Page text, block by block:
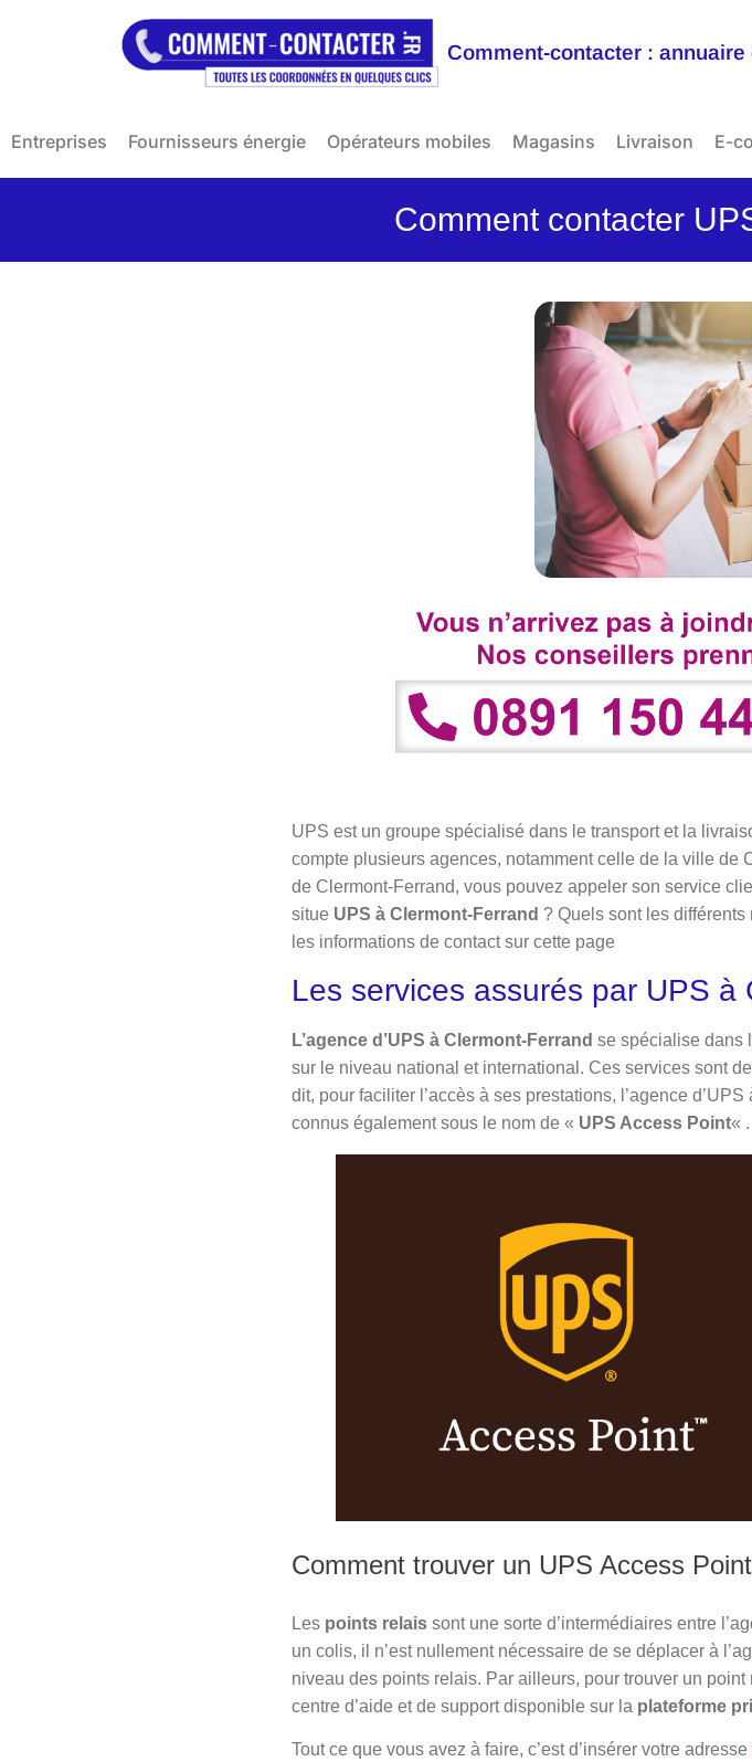
Comment-contacter : annuaire
Entreprises Fournisseurs énergie Opérateurs mobiles Magasins Livraison E-
Comment contacter
UPS est un groupe spécialisé dans le transport et la
compte plusieurs agences, notamment celle de la ville de
de Clermont-Ferrand, vous pouvez appeler son service
situe UPS à Clermont-Ferrand ? Quels sont les
les informations de contact sur cette page
Les services assurés par UPS à
L’agence d’UPS à Clermont-Ferrand se spécialise dans
sur le niveau national et international. Ces services sont
dit, pour faciliter l’accès à ses prestations, l’agence
connus également sous le nom de « UPS Access Point« .
Comment trouver un UPS Access
Les points relais sont une sorte d’intermédiaires entre
un colis, il n’est nullement nécessaire de se déplacer à
niveau des points relais. Par ailleurs, pour trouver un
centre d’aide et de support disponible sur la plateforme
Tout ce que vous avez à faire, c’est d’insérer votre adresse